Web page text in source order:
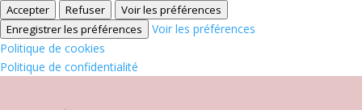
Accepter Refuser
Voir les préférences
Enregistrer les préférences
Voir les préférences
Politique de cookies
Politique de confidentialité